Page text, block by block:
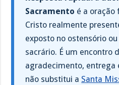
Sacramento é a oração
Cristo realmente
exposto no ostensório
sacrário. É um encontro
agradecimento, entrega
não substitui a Santa